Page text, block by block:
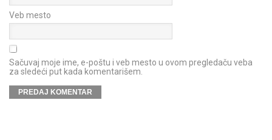
Veb mesto
Sačuvaj moje ime, e-poštu i veb mesto u ovom pregledaču veba
za sledeći put kada komentarišem.